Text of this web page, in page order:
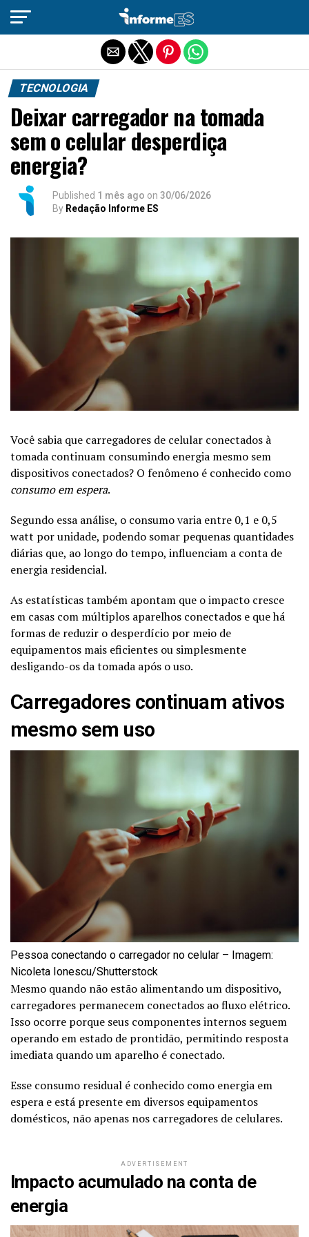
TECNOLOGIA
Deixar carregador na tomada
sem o celular desperdiça
energia?
Published 1 mês ago on 30/06/2026
By Redação Informe ES
Você sabia que carregadores de celular conectados à
tomada continuam consumindo energia mesmo sem
dispositivos conectados? O fenômeno é conhecido como
consumo em espera.
Segundo essa análise, o consumo varia entre 0,1 e 0,5
watt por unidade, podendo somar pequenas quantidades
diárias que, ao longo do tempo, influenciam a conta de
energia residencial.
As estatísticas também apontam que o impacto cresce
em casas com múltiplos aparelhos conectados e que há
formas de reduzir o desperdício por meio de
equipamentos mais eficientes ou simplesmente
desligando-os da tomada após o uso.
Carregadores continuam ativos
mesmo sem uso
Pessoa conectando o carregador no celular – Imagem:
Nicoleta Ionescu/Shutterstock
Mesmo quando não estão alimentando um dispositivo,
carregadores permanecem conectados ao fluxo elétrico.
Isso ocorre porque seus componentes internos seguem
operando em estado de prontidão, permitindo resposta
imediata quando um aparelho é conectado.
Esse consumo residual é conhecido como energia em
espera e está presente em diversos equipamentos
domésticos, não apenas nos carregadores de celulares.
ADVERTISEMENT
Impacto acumulado na conta de
energia
Sair da versão mobile